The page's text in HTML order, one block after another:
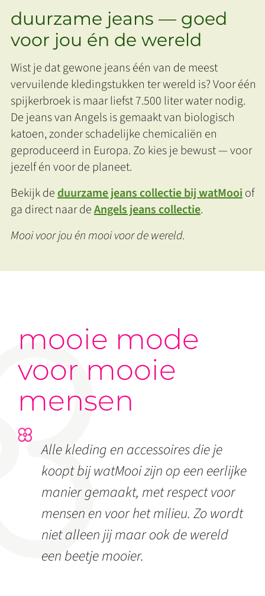
duurzame jeans — goed
voor jou én de wereld
Wist je dat gewone jeans één van de meest
vervuilende kledingstukken ter wereld is? Voor één
spijkerbroek is maar liefst 7.500 liter water nodig.
De jeans van Angels is gemaakt van biologisch
katoen, zonder schadelijke chemicaliën en
geproduceerd in Europa. Zo kies je bewust — voor
jezelf én voor de planeet.
Bekijk deduurzame jeans collectie bij watMooiof
ga direct naar deAngels jeans collectie.
Mooi voor jou én mooi voor de wereld.
mooie mode
voor mooie
mensen
Alle kleding en accessoires die je
koopt bij watMooi zijn op een eerlijke
manier gemaakt, met respect voor
mensen en voor het milieu. Zo wordt
niet alleen jij maar ook de wereld
een beetje mooier.